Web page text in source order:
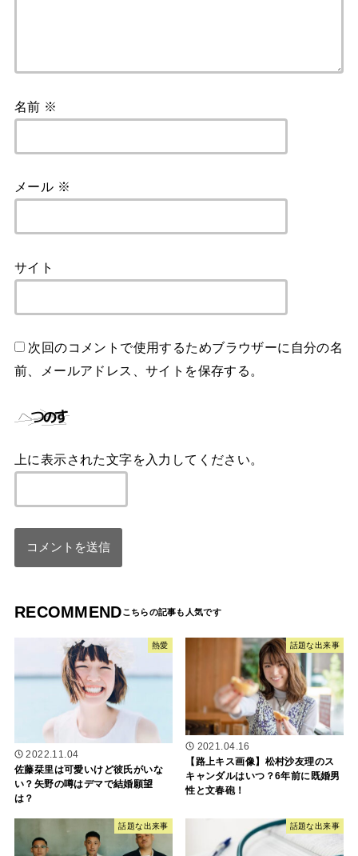
名前 ※
メール ※
サイト
次回のコメントで使用するためブラウザーに自分の名
前、メールアドレス、サイトを保存する。
上に表示された文字を入力してください。
RECOMMEND
熱愛
2022.11.04
佐藤栞里は可愛いけど彼氏がいな
い？矢野の噂はデマで結婚願望
は？
話題な出来事
2021.04.16
【路上キス画像】松村沙友理のス
キャンダルはいつ？6年前に既婚男
性と文春砲！
話題な出来事 話題な出来事